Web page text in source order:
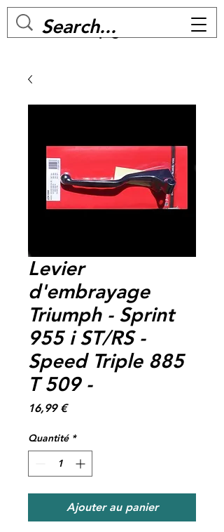
MC BIKE Perpignan
Levier
d'embrayage
Triumph - Sprint
955 i ST/RS -
Speed Triple 885
T 509 -
16,99 €Prix
Quantité *
Ajouter au panier